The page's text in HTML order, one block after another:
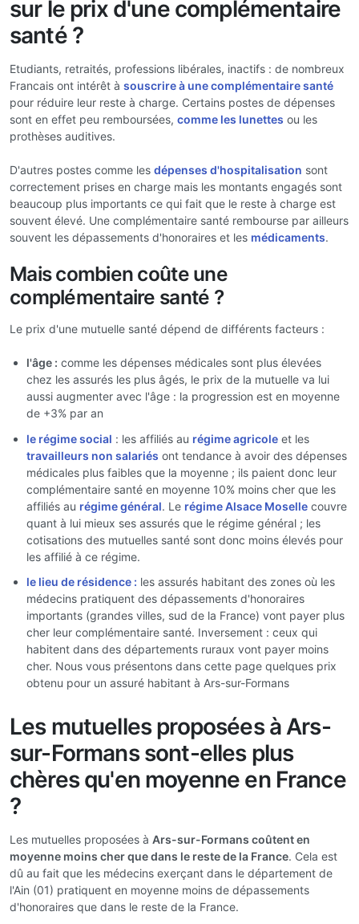
sur le prix d'une complémentaire
santé ?
Etudiants, retraités, professions libérales, inactifs : de nombreux
Francais ont intérêt à souscrire à une complémentaire santé
pour réduire leur reste à charge. Certains postes de dépenses
sont en effet peu remboursées, comme les lunettes ou les
prothèses auditives.
D'autres postes comme les dépenses d'hospitalisation sont
correctement prises en charge mais les montants engagés sont
beaucoup plus importants ce qui fait que le reste à charge est
souvent élevé. Une complémentaire santé rembourse par ailleurs
souvent les dépassements d'honoraires et les médicaments.
Mais combien coûte une
complémentaire santé ?
Le prix d'une mutuelle santé dépend de différents facteurs :
l'âge : comme les dépenses médicales sont plus élevées
chez les assurés les plus âgés, le prix de la mutuelle va lui
aussi augmenter avec l'âge : la progression est en moyenne
de +3% par an
le régime social : les affiliés au régime agricole et les
travailleurs non salariés ont tendance à avoir des dépenses
médicales plus faibles que la moyenne ; ils paient donc leur
complémentaire santé en moyenne 10% moins cher que les
affiliés au régime général. Le régime Alsace Moselle couvre
quant à lui mieux ses assurés que le régime général ; les
cotisations des mutuelles santé sont donc moins élevés pour
les affilié à ce régime.
le lieu de résidence : les assurés habitant des zones où les
médecins pratiquent des dépassements d'honoraires
importants (grandes villes, sud de la France) vont payer plus
cher leur complémentaire santé. Inversement : ceux qui
habitent dans des départements ruraux vont payer moins
cher. Nous vous présentons dans cette page quelques prix
obtenu pour un assuré habitant à Ars-sur-Formans
Les mutuelles proposées à Ars-
sur-Formans sont-elles plus
chères qu'en moyenne en France
?
Les mutuelles proposées à Ars-sur-Formans coûtent en
moyenne moins cher que dans le reste de la France. Cela est
dû au fait que les médecins exerçant dans le département de
l'Ain (01) pratiquent en moyenne moins de dépassements
d'honoraires que dans le reste de la France.